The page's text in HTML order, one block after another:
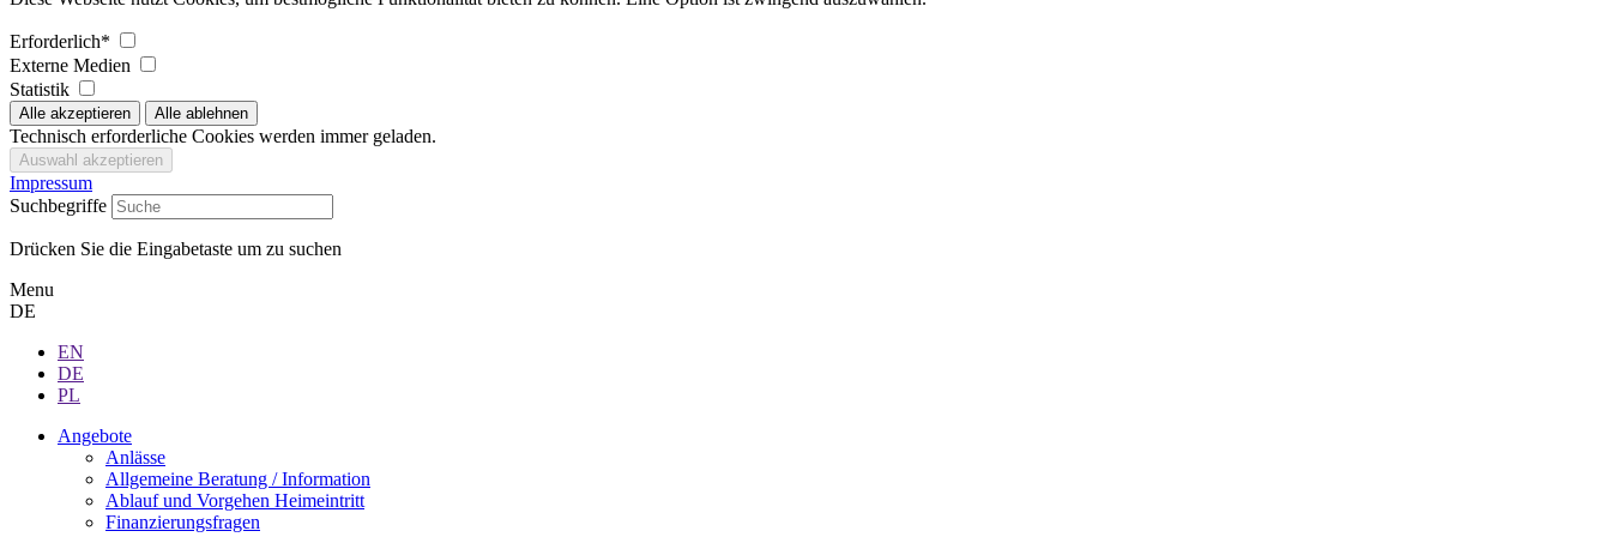
Erforderlich*
Externe Medien
Statistik
Technisch erforderliche Cookies werden immer geladen.
Impressum
Suchbegriffe
Drücken Sie die Eingabetaste um zu suchen
Menu
DE
EN
DE
PL
Angebote
Anlässe
Allgemeine Beratung / Information
Ablauf und Vorgehen Heimeintritt
Finanzierungsfragen